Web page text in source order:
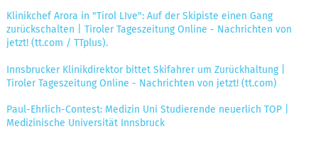
Klinikchef Arora in "Tirol LIve": Auf der Skipiste einen Gang
zurückschalten | Tiroler Tageszeitung Online - Nachrichten von
jetzt! (tt.com / TTplus).
Innsbrucker Klinikdirektor bittet Skifahrer um Zurückhaltung |
Tiroler Tageszeitung Online - Nachrichten von jetzt! (tt.com)
Paul-Ehrlich-Contest: Medizin Uni Studierende neuerlich TOP |
Medizinische Universität Innsbruck